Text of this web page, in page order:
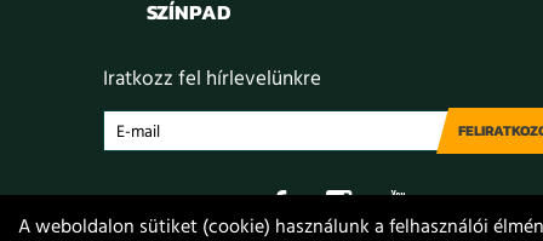
SZÍNPAD
Iratkozz fel hírlevelünkre
A weboldalon sütiket (cookie) használunk a felhasználói